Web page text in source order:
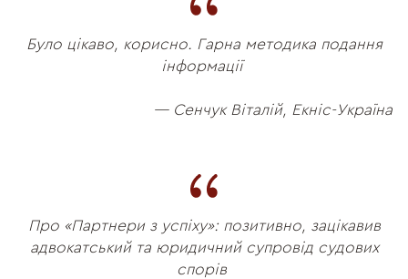
Було цікаво, корисно. Гарна методика подання
інформації
— Сенчук Віталій, Екніс-Україна
Про «Партнери з успіху»: позитивно, зацікавив
адвокатський та юридичний супровід судових
спорів